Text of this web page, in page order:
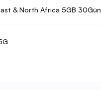
& North Africa 5GB 30Gün